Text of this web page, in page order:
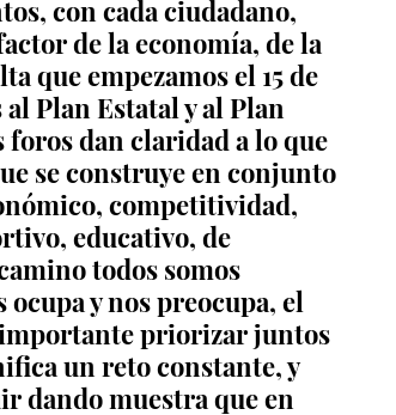
con cada ciudadano,
de la economía, de la
que empezamos el 15 de
Plan Estatal y al Plan
foros dan claridad a lo que
se construye en conjunto
competitividad,
educativo, de
todos somos
y nos preocupa, el
priorizar juntos
un reto constante, y
dando muestra que en